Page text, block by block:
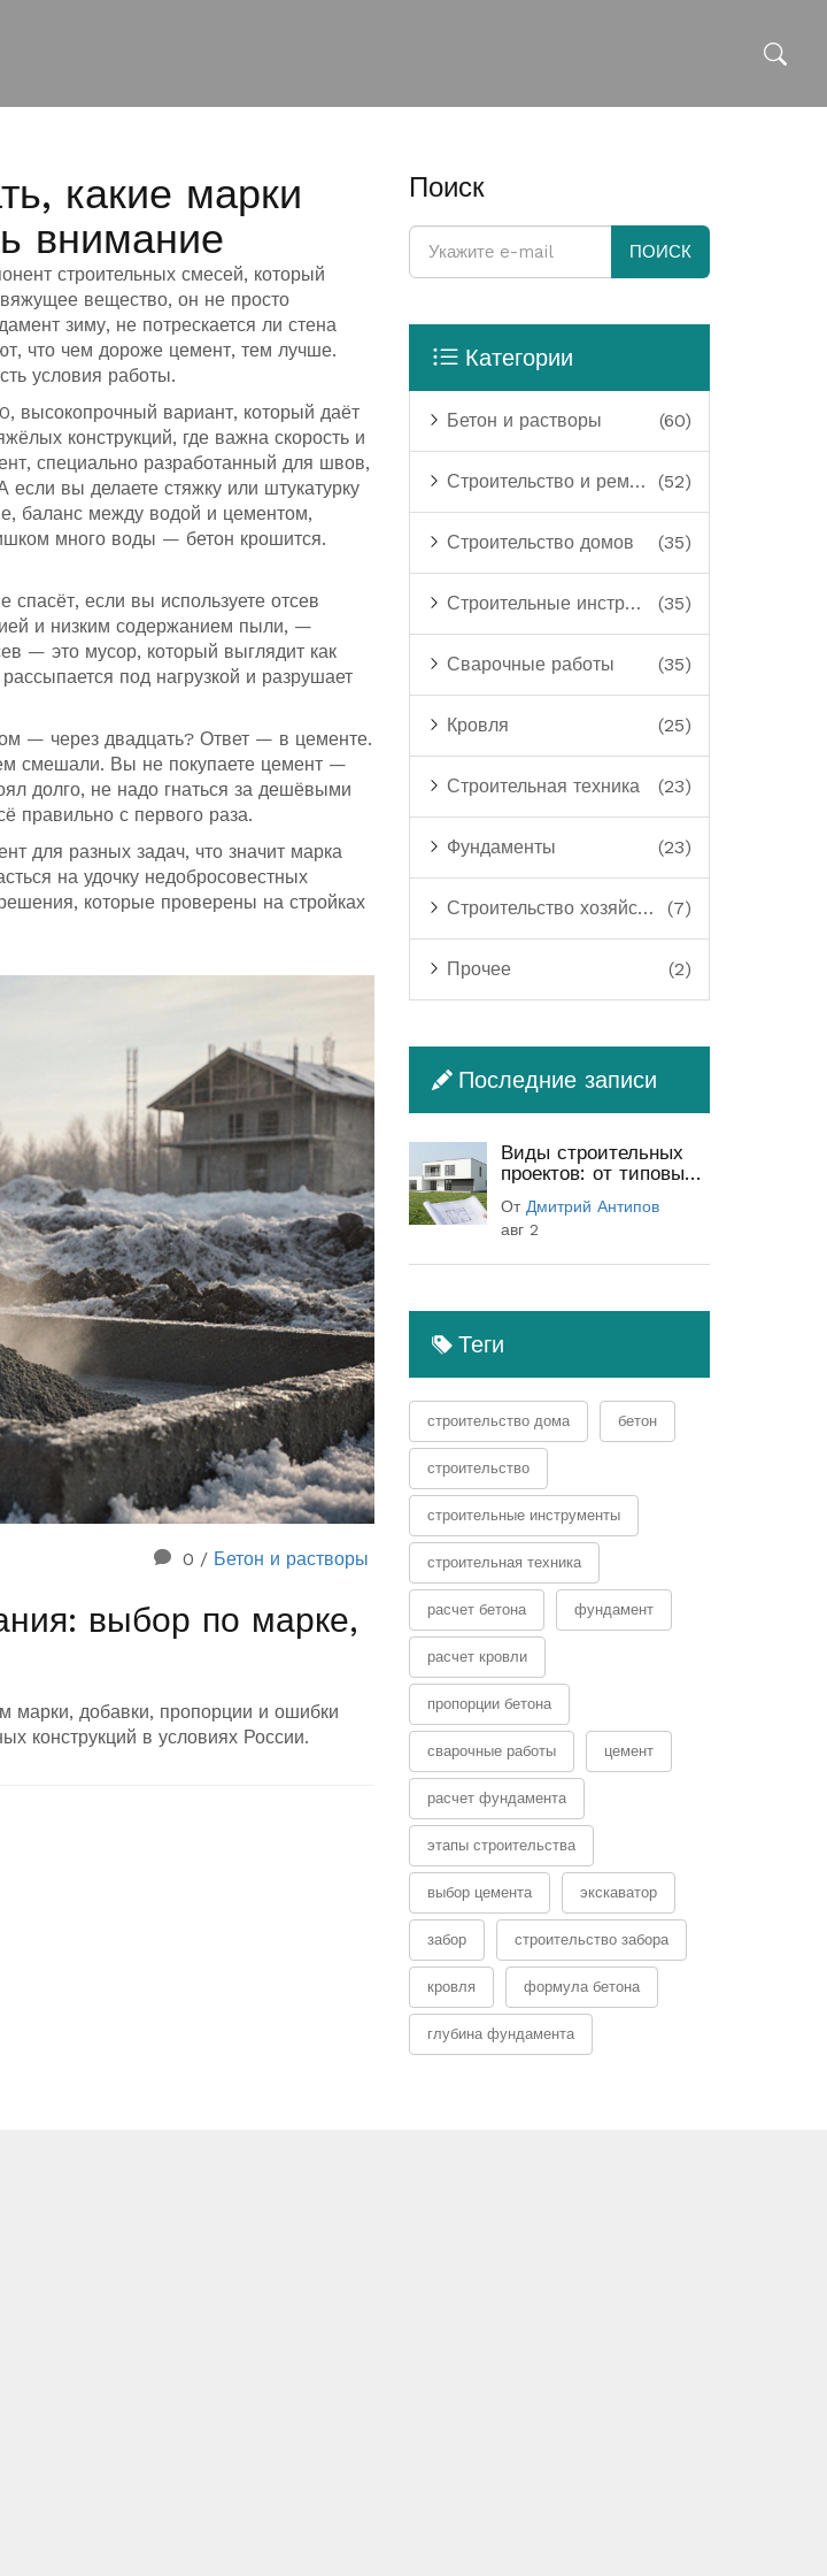
какие марки
внимание
строительных смесей, который
вяжущее вещество, он не просто
зиму, не потрескается ли стена
что чем дороже цемент, тем лучше.
условия работы.
, высокопрочный вариант, который даёт
конструкций, где важна скорость и
, специально разработанный для швов,
если вы делаете стяжку или штукатурку
, баланс между водой и цементом,
много воды — бетон крошится.
если вы используете отсев
и низким содержанием пыли, —
— это мусор, который выглядит как
под нагрузкой и разрушает
— через двадцать? Ответ — в цементе.
смешали. Вы не покупаете цемент —
долго, не надо гнаться за дешёвыми
правильно с первого раза.
для разных задач, что значит марка
на удочку недобросовестных
которые проверены на стройках
0 / Бетон и растворы
выбор по марке,
марки, добавки, пропорции и ошибки
конструкций в условиях России.
Поиск
ПОИСК
Категории
Бетон и растворы (60)
Строительство и ремонт (52)
Строительство домов (35)
Строительные инструменты (35)
Сварочные работы (35)
Кровля (25)
Строительная техника (23)
Фундаменты (23)
Строительство хозяйственных построек (7)
Прочее (2)
Последние записи
Виды строительных
проектов: от типовых
(полный гид)
От Дмитрий Антипов
авг 2
Теги
строительство дома бетон
строительство
строительные инструменты
строительная техника
расчет бетона фундамент
расчет кровли
пропорции бетона
сварочные работы цемент
расчет фундамента
этапы строительства
выбор цемента экскаватор
забор строительство забора
кровля формула бетона
глубина фундамента